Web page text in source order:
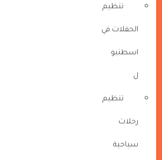
تنظيم
الحفلات في
اسطنبو
ل
تنظيم
رحلات
سياحية